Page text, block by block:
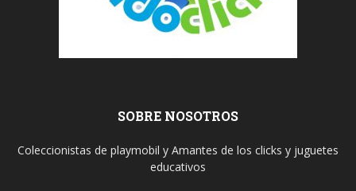
SOBRE NOSOTROS
Coleccionistas de playmobil y Amantes de los clicks y juguetes
educativos